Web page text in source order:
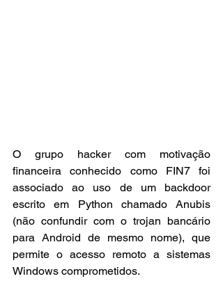
O grupo hacker com motivação
financeira conhecido como FIN7 foi
associado ao uso de um backdoor
escrito em Python chamado Anubis
(não confundir com o trojan bancário
para Android de mesmo nome), que
permite o acesso remoto a sistemas
Windows comprometidos.